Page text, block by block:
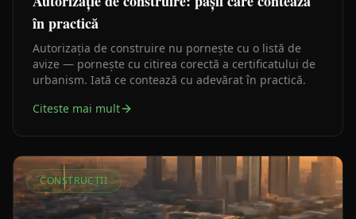
în practică
Autorizația de construire nu pornește cu o listă de
avize — pornește cu citirea corectă a certificatului de
urbanism. Iată ce contează cu adevărat în practică.
Citeste mai mult
CONSTRUCȚII